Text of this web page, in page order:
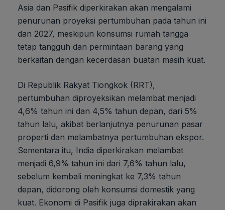
Asia dan Pasifik diperkirakan akan mengalami
penurunan proyeksi pertumbuhan pada tahun ini
dan 2027, meskipun konsumsi rumah tangga
tetap tangguh dan permintaan barang yang
berkaitan dengan kecerdasan buatan masih kuat.
Di Republik Rakyat Tiongkok (RRT),
pertumbuhan diproyeksikan melambat menjadi
4,6% tahun ini dan 4,5% tahun depan, dari 5%
tahun lalu, akibat berlanjutnya penurunan pasar
properti dan melambatnya pertumbuhan ekspor.
Sementara itu, India diperkirakan melambat
menjadi 6,9% tahun ini dari 7,6% tahun lalu,
sebelum kembali meningkat ke 7,3% tahun
depan, didorong oleh konsumsi domestik yang
kuat. Ekonomi di Pasifik juga diprakirakan akan